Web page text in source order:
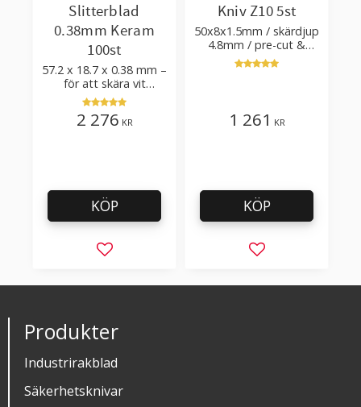
Slitterblad
0.38mm Keram
100st
57.2 x 18.7 x 0.38 mm –
för att skära vit
plastfilm med tillsatser
2 276 KR
Lägg till i favoriter
KÖP
Kniv Z10 5st
50x8x1.5mm / skärdjup
4.8mm / pre-cut &
post-cut 0.84xTm /
skärvinkel 50°
1 261 KR
Lägg till i
KÖP
Produkter
Industrirakblad
Säkerhetsknivar